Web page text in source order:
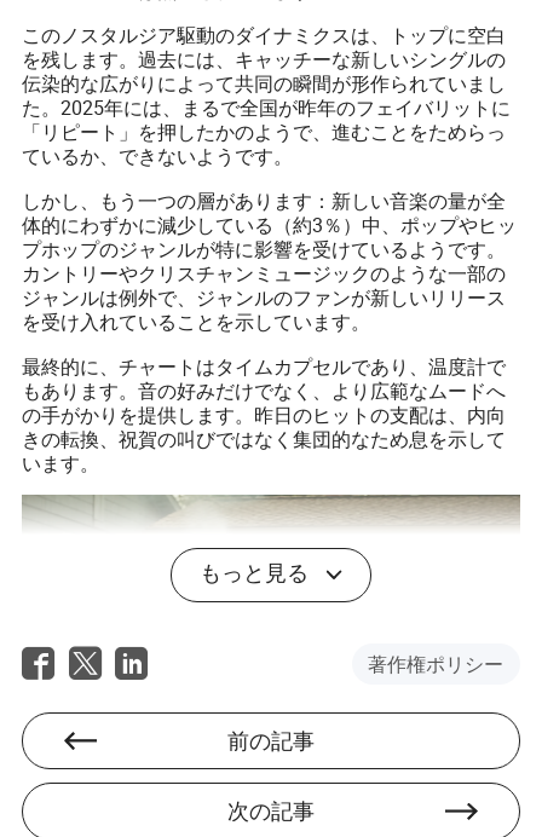
このノスタルジア駆動のダイナミクスは、トップに空白
を残します。過去には、キャッチーな新しいシングルの
伝染的な広がりによって共同の瞬間が形作られていまし
た。2025年には、まるで全国が昨年のフェイバリットに
「リピート」を押したかのようで、進むことをためらっ
ているか、できないようです。
しかし、もう一つの層があります：新しい音楽の量が全
体的にわずかに減少している（約3％）中、ポップやヒッ
プホップのジャンルが特に影響を受けているようです。
カントリーやクリスチャンミュージックのような一部の
ジャンルは例外で、ジャンルのファンが新しいリリース
を受け入れていることを示しています。
最終的に、チャートはタイムカプセルであり、温度計で
もあります。音の好みだけでなく、より広範なムードへ
の手がかりを提供します。昨日のヒットの支配は、内向
きの転換、祝賀の叫びではなく集団的なため息を示して
います。
ストリーミング、ソーシャルメディ
もっと見る
著作権ポリシー
前の記事
次の記事